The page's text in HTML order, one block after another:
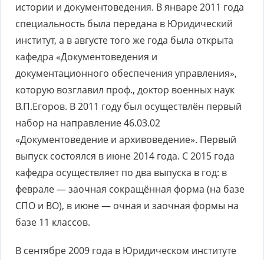
истории и документоведения. В январе 2011 года
специальность была передана в Юридический
институт, а в августе того же года была открыта
кафедра «Документоведения и
документационного обеспечения управления»,
которую возглавил проф., доктор военных наук
В.П.Егоров. В 2011 году был осуществлён первый
набор на направление 46.03.02
«Документоведение и архивоведение». Первый
выпуск состоялся в июне 2014 года. С 2015 года
кафедра осуществляет по два выпуска в год: в
феврале — заочная сокращённая форма (на базе
СПО и ВО), в июне — очная и заочная формы на
базе 11 классов.
В сентябре 2009 года в Юридическом институте